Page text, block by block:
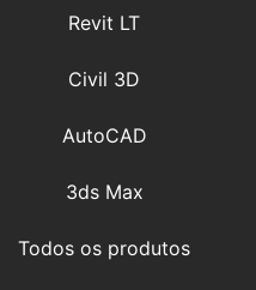
Revit LT
Civil 3D
AutoCAD
3ds Max
Todos os produtos